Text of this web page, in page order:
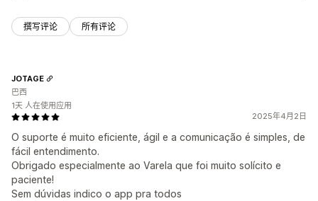
撰写评论 所有评论
2025年4月2日
O suporte é muito eficiente, ágil e a comunicação é simples, de
fácil entendimento.
Obrigado especialmente ao Varela que foi muito solícito e
paciente!
Sem dúvidas indico o app pra todos
JOTAGE
巴西
1天 人在使用应用